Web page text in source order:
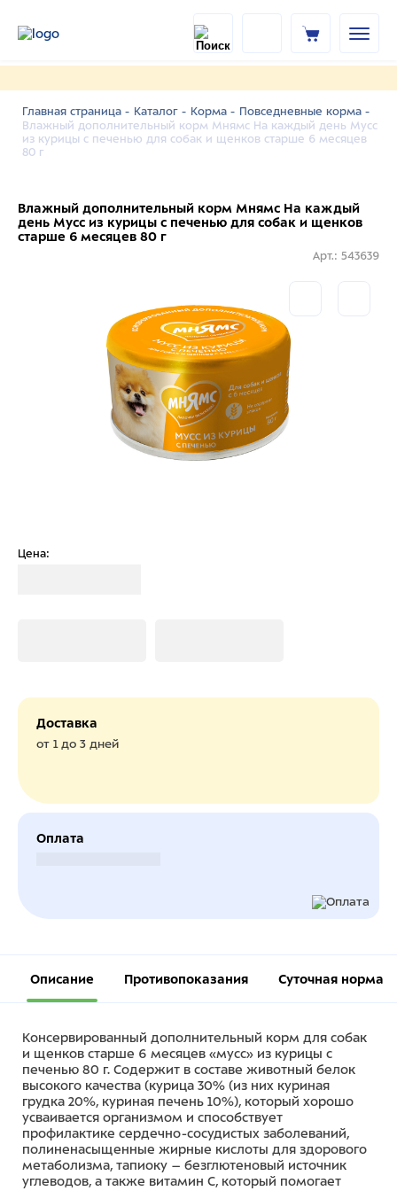
Главная страница - Каталог - Корма - Повседневные корма -
Влажный дополнительный корм Мнямс На каждый день Мусс
из курицы с печенью для собак и щенков старше 6 месяцев
80 г
Влажный дополнительный корм Мнямс На каждый
день Мусс из курицы с печенью для собак и щенков
старше 6 месяцев 80 г
Арт.: 543639
Цена:
Доставка
от 1 до 3 дней
Оплата
Описание Противопоказания Суточная норма
Консервированный дополнительный корм для собак
и щенков старше 6 месяцев «мусс» из курицы с
печенью 80 г. Содержит в составе животный белок
высокого качества (курица 30% (из них куриная
грудка 20%, куриная печень 10%), который хорошо
усваивается организмом и способствует
профилактике сердечно-сосудистых заболеваний,
полиненасыщенные жирные кислоты для здорового
метаболизма, тапиоку – безглютеновый источник
углеводов, а также витамин С, который помогает